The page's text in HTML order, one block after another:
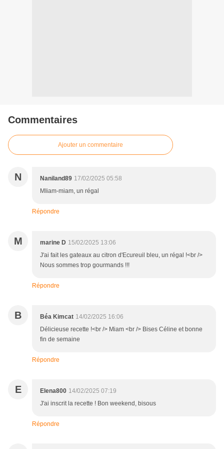
Commentaires
Ajouter un commentaire
N Naniland89 17/02/2025 05:58
MIiam-miam, un régal
Répondre
M marine D 15/02/2025 13:06
J'ai fait les gateaux au citron d'Ecureuil bleu, un régal !<br />
Nous sommes trop gourmands !!!
Répondre
B Béa Kimcat 14/02/2025 16:06
Délicieuse recette !<br /> Miam <br /> Bises Céline et bonne
fin de semaine
Répondre
E Elena800 14/02/2025 07:19
J'ai inscrit la recette ! Bon weekend, bisous
Répondre